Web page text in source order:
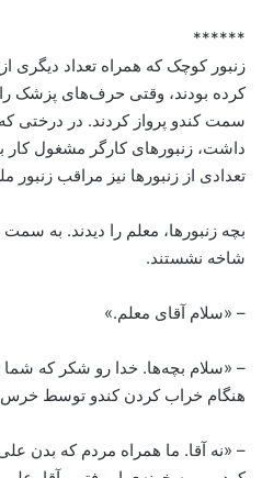
******
زنبور کوچک که همراه تعداد دیگری
کرده بودند، وقتی حرف‌های پزشک را
سمت کندو پرواز کردند. در درختی
داشت، زنبورهای کارگر مشغول کار
تعدادی از زنبورها نیز مراقب زنبور
بچه زنبورها، معلم را دیدند. به سمت
شاخه نشستند.
– «سلام آقای معلم.»
– «سلام بچه‌ها. خدا رو شکر که
هنگام خراب کردن کندو توسط
– «نه آقا. ما همراه مردم که بدن علی